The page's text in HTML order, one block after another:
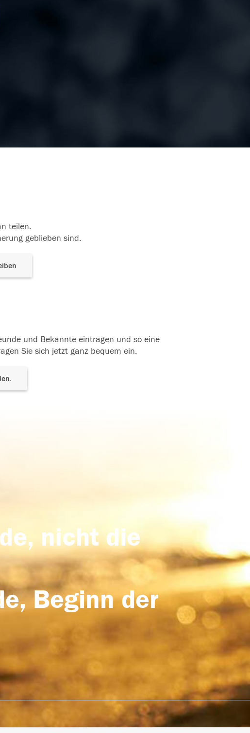
teilen.
geblieben sind.
und Bekannte eintragen und so eine
Sie sich jetzt ganz bequem ein.
nicht die
Beginn der